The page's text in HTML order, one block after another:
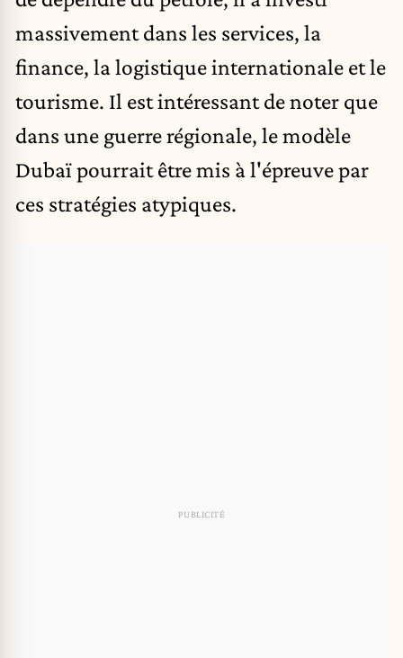
massivement dans les services, la
finance, la logistique internationale et le
tourisme. Il est intéressant de noter que
dans une guerre régionale, le modèle
Dubaï pourrait être mis à l'épreuve par
ces stratégies atypiques.